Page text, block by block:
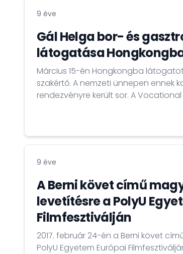
9 éve
Gál Helga bor- és
látogatása
Március 15-én Hongkongba
szakértő. A nemzeti ünnepen ennek
rendezvényre került sor. A Vocational Training Council Pok Fu Lamben
Culinary Institute kampuszán
jellegzetességeivel, külön figyelmet
9 éve
A Berni követ című
levetítésre a PolyU
Filmfesztiválján
2017. február 24-én a Berni követ
PolyU Egyetem Európai